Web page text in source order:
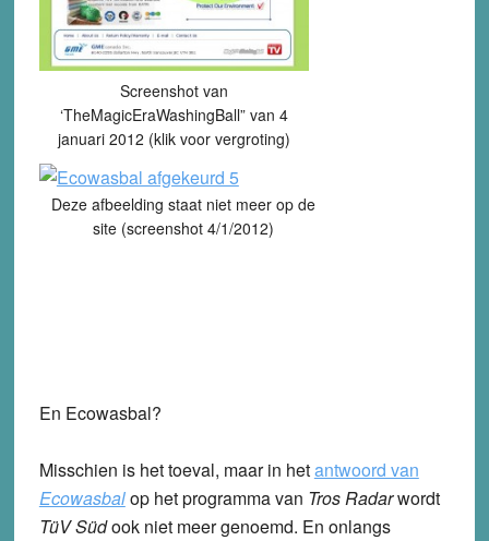
Screenshot van
‘TheMagicEraWashingBall” van 4
januari 2012 (klik voor vergroting)
Deze afbeelding staat niet meer op de
site (screenshot 4/1/2012)
En Ecowasbal?
Misschien is het toeval, maar in hetantwoord van
Ecowasbalop het programma van Tros Radarwordt
TüV Südook niet meer genoemd. En onlangs